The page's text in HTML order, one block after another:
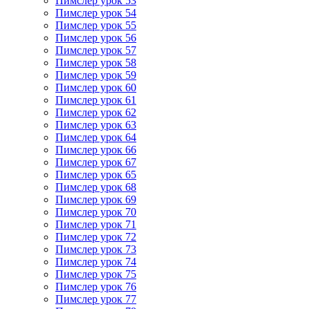
Пимслер урок 54
Пимслер урок 55
Пимслер урок 56
Пимслер урок 57
Пимслер урок 58
Пимслер урок 59
Пимслер урок 60
Пимслер урок 61
Пимслер урок 62
Пимслер урок 63
Пимслер урок 64
Пимслер урок 66
Пимслер урок 67
Пимслер урок 65
Пимслер урок 68
Пимслер урок 69
Пимслер урок 70
Пимслер урок 71
Пимслер урок 72
Пимслер урок 73
Пимслер урок 74
Пимслер урок 75
Пимслер урок 76
Пимслер урок 77